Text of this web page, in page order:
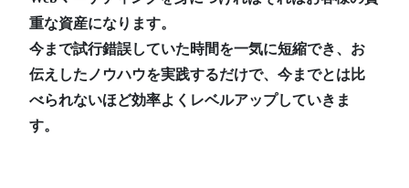
重な資産になります。
今まで試行錯誤していた時間を一気に短縮でき、お
伝えしたノウハウを実践するだけで、今までとは比
べられないほど効率よくレベルアップしていきま
す。